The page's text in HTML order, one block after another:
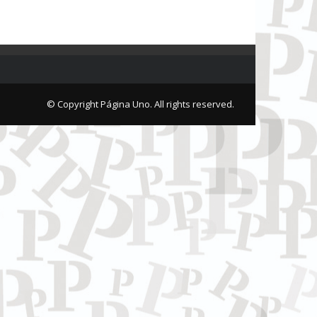
© Copyright Página Uno. All rights reserved.